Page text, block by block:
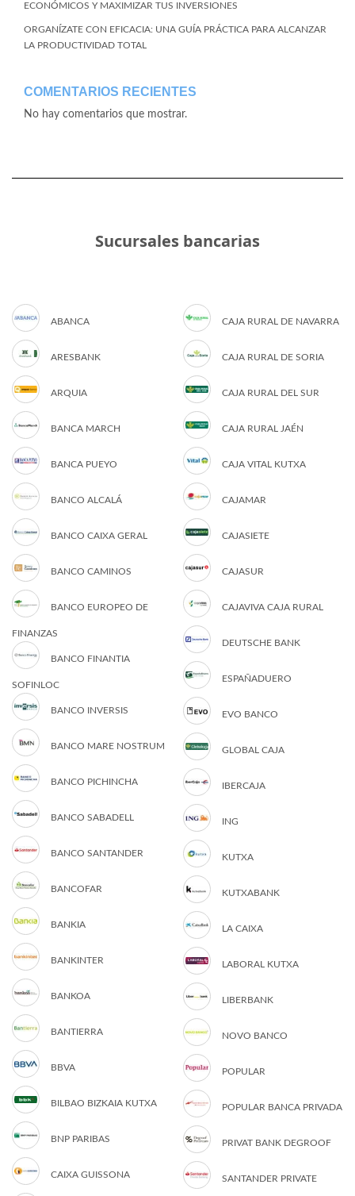
ECONÓMICOS Y MAXIMIZAR TUS INVERSIONES
ORGANÍZATE CON EFICACIA: UNA GUÍA PRÁCTICA PARA ALCANZAR
LA PRODUCTIVIDAD TOTAL
COMENTARIOS RECIENTES
No hay comentarios que mostrar.
Sucursales bancarias
ABANCA
ARESBANK
ARQUIA
BANCA MARCH
BANCA PUEYO
BANCO ALCALÁ
BANCO CAIXA GERAL
BANCO CAMINOS
BANCO EUROPEO DE
FINANZAS
BANCO FINANTIA
SOFINLOC
BANCO INVERSIS
BANCO MARE NOSTRUM
BANCO PICHINCHA
BANCO SABADELL
BANCO SANTANDER
BANCOFAR
BANKIA
BANKINTER
BANKOA
BANTIERRA
BBVA
BILBAO BIZKAIA KUTXA
BNP PARIBAS
CAIXA GUISSONA
CAJA RURAL DE NAVARRA
CAJA RURAL DE SORIA
CAJA RURAL DEL SUR
CAJA RURAL JAÉN
CAJA VITAL KUTXA
CAJAMAR
CAJASIETE
CAJASUR
CAJAVIVA CAJA RURAL
DEUTSCHE BANK
ESPAÑADUERO
EVO BANCO
GLOBAL CAJA
IBERCAJA
ING
KUTXA
KUTXABANK
LA CAIXA
LABORAL KUTXA
LIBERBANK
NOVO BANCO
POPULAR
POPULAR BANCA PRIVADA
PRIVAT BANK DEGROOF
SANTANDER PRIVATE